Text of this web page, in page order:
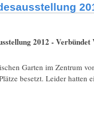
2012 -
Garten im Zentrum
besetzt. Leider hatten